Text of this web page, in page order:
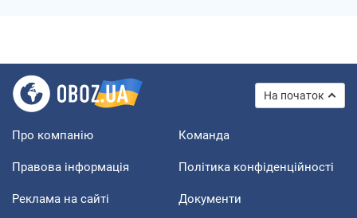
На початок
Про компанію Команда
Правова інформація Політика конфіденційності
Реклама на сайті Документи